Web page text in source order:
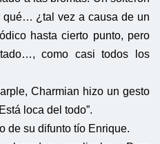
¿tal vez a causa de un
hasta cierto punto, pero
como casi todos los
Charmian hizo un gesto
loca del todo”.
de su difunto tío Enrique.